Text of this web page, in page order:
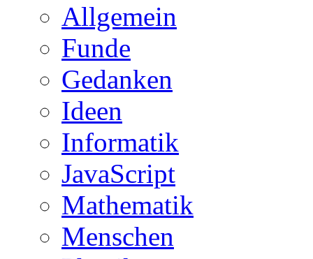
Allgemein
Funde
Gedanken
Ideen
Informatik
JavaScript
Mathematik
Menschen